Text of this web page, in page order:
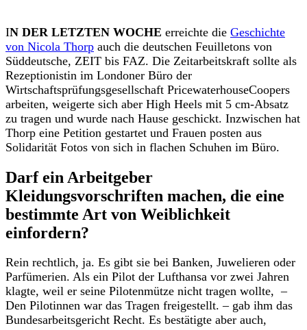
IN DER LETZTEN WOCHE erreichte die Geschichte
von Nicola Thorp auch die deutschen Feuilletons von
Süddeutsche, ZEIT bis FAZ. Die Zeitarbeitskraft sollte als
Rezeptionistin im Londoner Büro der
Wirtschaftsprüfungsgesellschaft PricewaterhouseCoopers
arbeiten, weigerte sich aber High Heels mit 5 cm-Absatz
zu tragen und wurde nach Hause geschickt. Inzwischen hat
Thorp eine Petition gestartet und Frauen posten aus
Solidarität Fotos von sich in flachen Schuhen im Büro.
Darf ein Arbeitgeber
Kleidungsvorschriften machen, die eine
bestimmte Art von Weiblichkeit
einfordern?
Rein rechtlich, ja. Es gibt sie bei Banken, Juwelieren oder
Parfümerien. Als ein Pilot der Lufthansa vor zwei Jahren
klagte, weil er seine Pilotenmütze nicht tragen wollte, –
Den Pilotinnen war das Tragen freigestellt. – gab ihm das
Bundesarbeitsgericht Recht. Es bestätigte aber auch,